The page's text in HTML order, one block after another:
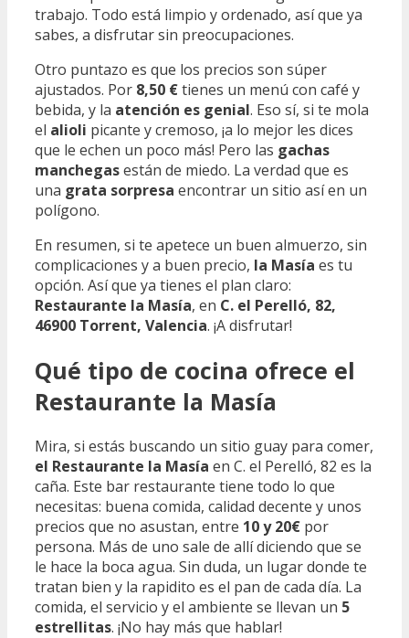
trabajo. Todo está limpio y ordenado, así que ya
sabes, a disfrutar sin preocupaciones.
Otro puntazo es que los precios son súper
ajustados. Por 8,50 €tienes un menú con café y
bebida, y la atención es genial. Eso sí, si te mola
el alioli picante y cremoso, ¡a lo mejor les dices
que le echen un poco más! Pero las gachas
manchegasestán de miedo. La verdad que es
una grata sorpresa encontrar un sitio así en un
polígono.
En resumen, si te apetece un buen almuerzo, sin
complicaciones y a buen precio, la Masía es tu
opción. Así que ya tienes el plan claro:
Restaurante la Masía, en C. el Perelló, 82,
46900 Torrent, Valencia. ¡A disfrutar!
Qué tipo de cocina ofrece el
Restaurante la Masía
Mira, si estás buscando un sitio guay para comer,
el Restaurante la Masía en C. el Perelló, 82 es la
caña. Este bar restaurante tiene todo lo que
necesitas: buena comida, calidad decente y unos
precios que no asustan, entre 10 y 20€ por
persona. Más de uno sale de allí diciendo que se
le hace la boca agua. Sin duda, un lugar donde te
tratan bien y la rapidito es el pan de cada día. La
comida, el servicio y el ambiente se llevan un 5
estrellitas. ¡No hay más que hablar!